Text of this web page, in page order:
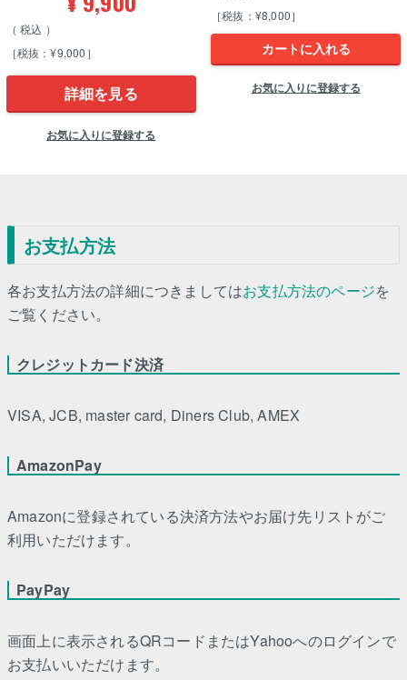
税込
［税抜：¥9,000］
詳細を見る
お気に入りに登録する
［税抜：¥8,000］
カートに入れる
お気に入りに登録する
お支払方法
各お支払方法の詳細につきましてはお支払方法のページを
ご覧ください。
クレジットカード決済
VISA, JCB, master card, Diners Club, AMEX
AmazonPay
Amazonに登録されている決済方法やお届け先リストがご
利用いただけます。
PayPay
画面上に表示されるQRコードまたはYahooへのログインで
お支払いいただけます。